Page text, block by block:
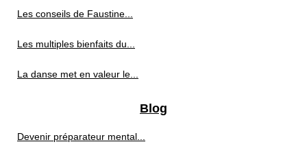
Les conseils de Faustine...
Les multiples bienfaits du...
La danse met en valeur le...
Blog
Devenir préparateur mental...